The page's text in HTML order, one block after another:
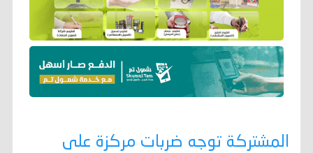
المشتركة توجه ضربات مركزة على